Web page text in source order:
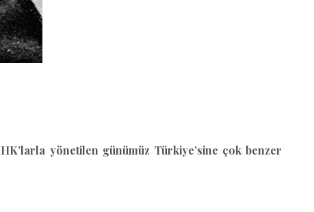
yönetilen günümüz Türkiye’sine çok benzer